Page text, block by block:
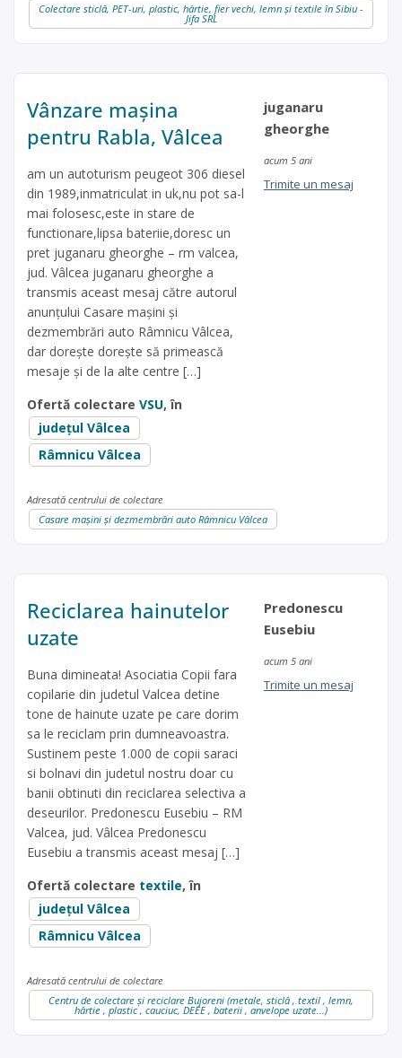
Colectare sticlă, PET-uri, plastic, hârtie, fier vechi, lemn și textile în Sibiu -
Jifa SRL
Vânzare mașina
pentru Rabla, Vâlcea
am un autoturism peugeot 306 diesel
din 1989,inmatriculat in uk,nu pot sa-l
mai folosesc,este in stare de
functionare,lipsa bateriie,doresc un
pret juganaru gheorghe – rm valcea,
jud. Vâlcea juganaru gheorghe a
transmis aceast mesaj către autorul
anunțului Casare mașini și
dezmembrări auto Râmnicu Vâlcea,
dar dorește dorește să primească
mesaje și de la alte centre […]
Ofertă colectare VSU, în
județul Vâlcea
Râmnicu Vâlcea
juganaru
gheorghe
acum 5 ani
Trimite un mesaj
Adresată centrului de colectare
Casare mașini și dezmembrări auto Râmnicu Vâlcea
Reciclarea hainutelor
uzate
Buna dimineata! Asociatia Copii fara
copilarie din judetul Valcea detine
tone de hainute uzate pe care dorim
sa le reciclam prin dumneavoastra.
Sustinem peste 1.000 de copii saraci
si bolnavi din judetul nostru doar cu
banii obtinuti din reciclarea selectiva a
deseurilor. Predonescu Eusebiu – RM
Valcea, jud. Vâlcea Predonescu
Eusebiu a transmis aceast mesaj […]
Ofertă colectare textile, în
județul Vâlcea
Râmnicu Vâlcea
Predonescu
Eusebiu
acum 5 ani
Trimite un mesaj
Adresată centrului de colectare
Centru de colectare și reciclare Bujoreni (metale, sticlă , textil , lemn,
hârtie , plastic , cauciuc, DEEE , baterii , anvelope uzate...)